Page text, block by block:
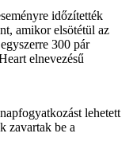
időzítették
amikor elsötétül az
300 pár
elnevezésű
lehetett
zavartak be a